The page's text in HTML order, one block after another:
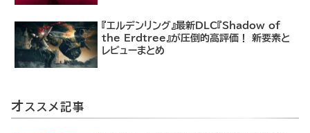
『エルデンリング』最新DLC『Shadow of
the Erdtree』が圧倒的高評価！ 新要素と
レビューまとめ
オ ススメ記事